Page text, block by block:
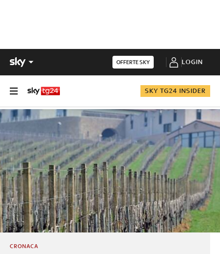
OFFERTE SKY LOGIN
SKY TG24 INSIDER
CRONACA